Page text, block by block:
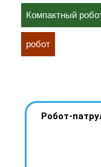
Компактный
робот
Робот-